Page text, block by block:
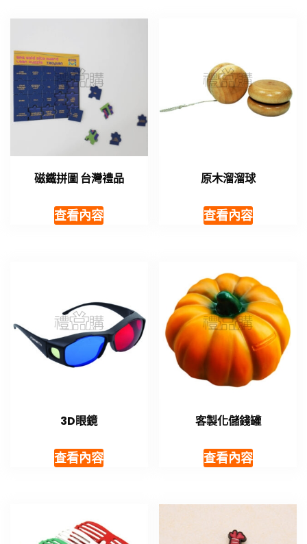
磁鐵拼圖 台灣禮品
查看內容
原木溜溜球
查看內容
3D眼鏡
查看內容
客製化儲錢罐
查看內容